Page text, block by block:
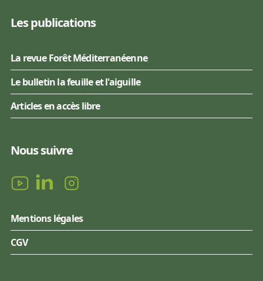
Les publications
La revue Forêt Méditerranéenne
Le bulletin la feuille et l'aiguille
Articles en accès libre
Nous suivre
Mentions légales
CGV